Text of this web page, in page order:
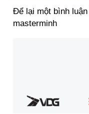
Để lại một bình luận
masterminh